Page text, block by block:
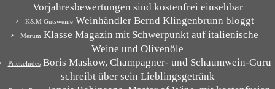
Vorjahresbewertungen sind kostenfrei einsehbar
K&M GutsweineWeinhändler Bernd Klingenbrunn bloggt
Merum Klasse Magazin mit Schwerpunkt auf italienische
Weine und Olivenöle
PrickelndesBoris Maskow, Champagner- und Schaumwein-Guru
schreibt über sein Lieblingsgetränk